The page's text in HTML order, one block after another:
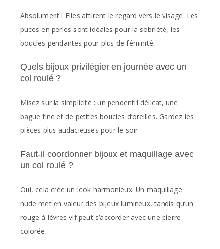
Absolument ! Elles attirent le regard vers le visage. Les
puces en perles sont idéales pour la sobriété, les
boucles pendantes pour plus de féminité.
Quels bijoux privilégier en journée avec un
col roulé ?
Misez sur la simplicité : un pendentif délicat, une
bague fine et de petites boucles d’oreilles. Gardez les
pièces plus audacieuses pour le soir.
Faut-il coordonner bijoux et maquillage avec
un col roulé ?
Oui, cela crée un look harmonieux. Un maquillage
nude met en valeur des bijoux lumineux, tandis qu’un
rouge à lèvres vif peut s’accorder avec une pierre
colorée.